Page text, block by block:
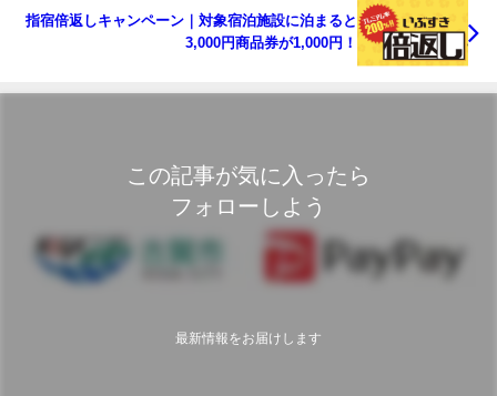
指宿倍返しキャンペーン｜対象宿泊施設に泊まると
3,000円商品券が1,000円！
この記事が気に入ったら
フォローしよう
最新情報をお届けします